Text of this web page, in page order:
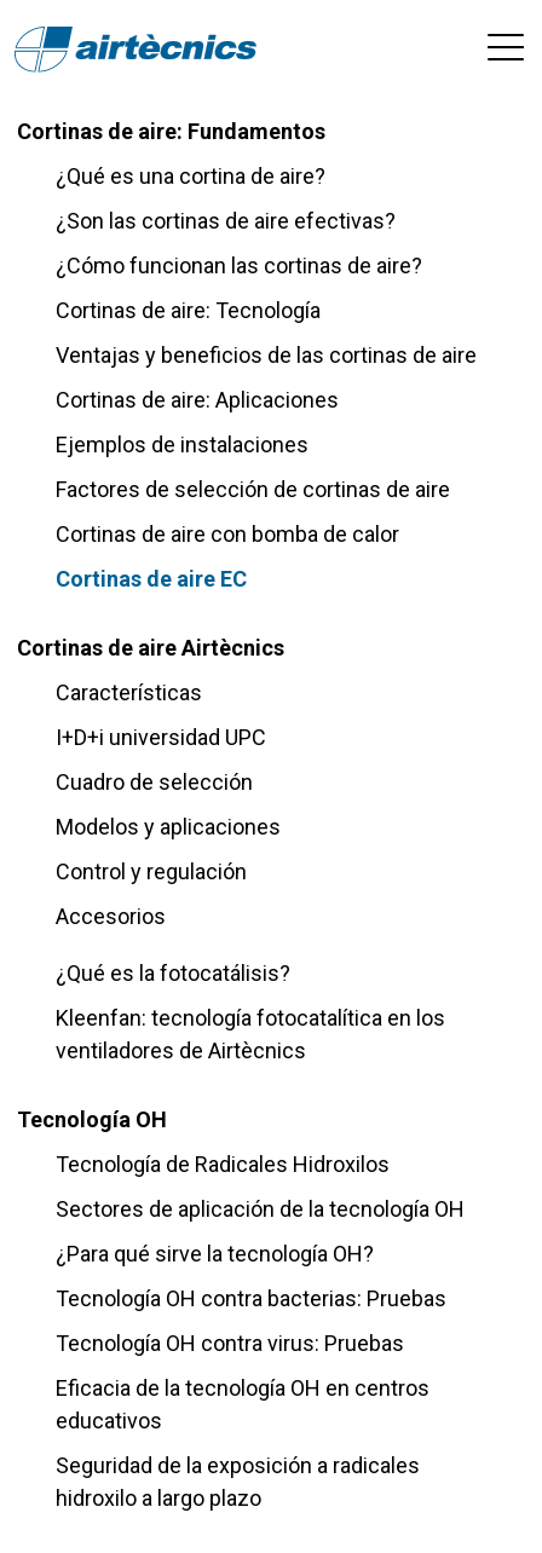
Cortinas de aire: Fundamentos
¿Qué es una cortina de aire?
¿Son las cortinas de aire efectivas?
¿Cómo funcionan las cortinas de aire?
Cortinas de aire: Tecnología
Ventajas y beneficios de las cortinas de aire
Cortinas de aire: Aplicaciones
Ejemplos de instalaciones
Factores de selección de cortinas de aire
Cortinas de aire con bomba de calor
Cortinas de aire EC
Cortinas de aire Airtècnics
Características
I+D+i universidad UPC
Cuadro de selección
Modelos y aplicaciones
Control y regulación
Accesorios
¿Qué es la fotocatálisis?
Kleenfan: tecnología fotocatalítica en los
ventiladores de Airtècnics
Tecnología OH
Tecnología de Radicales Hidroxilos
Sectores de aplicación de la tecnología OH
¿Para qué sirve la tecnología OH?
Tecnología OH contra bacterias: Pruebas
Tecnología OH contra virus: Pruebas
Eficacia de la tecnología OH en centros
educativos
Seguridad de la exposición a radicales
hidroxilo a largo plazo